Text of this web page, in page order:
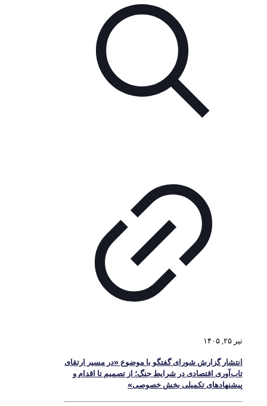
تیر ۲۵, ۱۴۰۵
انتشار گزارش شورای گفتگو با موضوع «در مسیر ارتقای
تاب‌آوری اقتصادی در شرایط جنگ؛ از تصمیم تا اقدام و
پیشنهادهای تکمیلی بخش خصوصی»